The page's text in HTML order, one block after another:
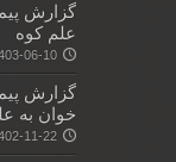
گزارش
علم کوه
06-10
گزارش
خوان به علم
11-22